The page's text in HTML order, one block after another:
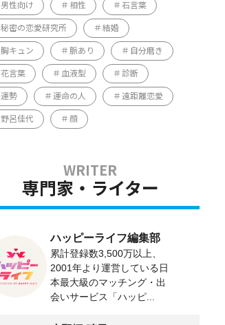
男性向け 相性 石言葉
秘密の恋愛研究所 結婚
胸キュン 脈あり 自分磨き
花言葉 血液型 診断
運勢 運命の人 遠距離恋愛
野呂佳代 顔
専門家・ライター
ハッピーライフ編集部
累計登録数3,500万以上、
2001年より運営している日
本最大級のマッチング・出
会いサービス「ハッピ...